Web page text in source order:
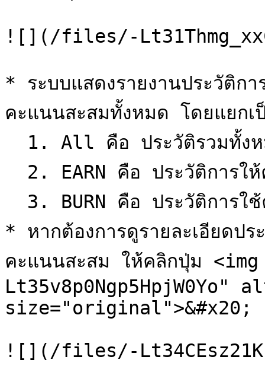
![](/files/-
* ระบบแสดงรายงานประวัติก
คะแนนสะสมทั้งหมด โดยแยก
* หากต้องการดูรายละเอียดป
คะแนนสะสม ให้คลิกปุ่ม
Lt35v8p0Ngp5HpjW0Yo"
size="original">&#x20;
![](/files/-